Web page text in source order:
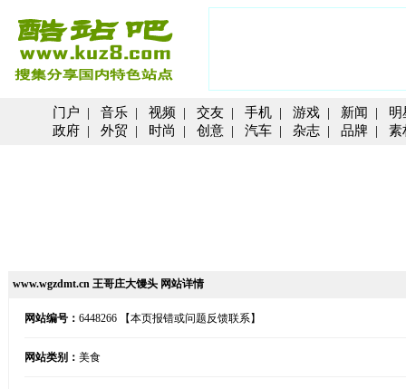
门户 | 音乐 | 视频 | 交友 | 手机 | 游戏 | 新闻 | 明
政府 | 外贸 | 时尚 | 创意 | 汽车 | 杂志 | 品牌 | 素
www.wgzdmt.cn 王哥庄大馒头 网站详情
网站编号： 6448266 【本页报错或问题反馈联系】
网站类别： 美食